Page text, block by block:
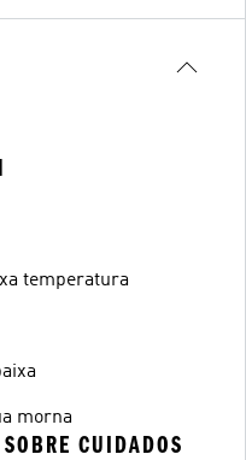
temperatura
morna
CUIDADOS